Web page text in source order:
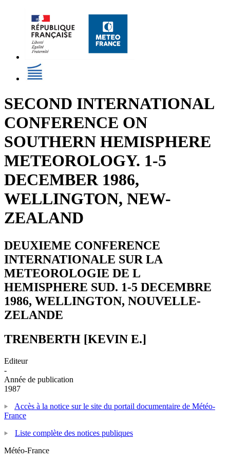
SECOND INTERNATIONAL
CONFERENCE ON
SOUTHERN HEMISPHERE
METEOROLOGY. 1-5
DECEMBER 1986,
WELLINGTON, NEW-
ZEALAND
DEUXIEME CONFERENCE
INTERNATIONALE SUR LA
METEOROLOGIE DE L
HEMISPHERE SUD. 1-5 DECEMBRE
1986, WELLINGTON, NOUVELLE-
ZELANDE
TRENBERTH [KEVIN E.]
Editeur
-
Année de publication
1987
Accès à la notice sur le site du portail documentaire de Météo-
France
Liste complète des notices publiques
Météo-France